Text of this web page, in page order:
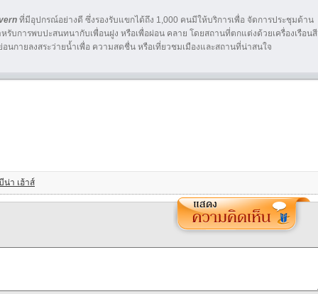
ที่มีอุปกรณ์อย่างดี ซึ่งรองรับแขกได้ถึง 1,000 คนมีให้บริการเพื่อ จัดการประชุมด้าน
รับการพบปะสนทนากับเพื่อนฝูง หรือเพื่อผ่อน คลาย โดยสถานที่ตกแต่งด้วยเครื่องเรือนสี
นกายลงสระว่ายน้ำเพื่อ ความสดชื่น หรือเที่ยวชมเมืองและสถานที่น่าสนใจ
น่า เฮ้าส์